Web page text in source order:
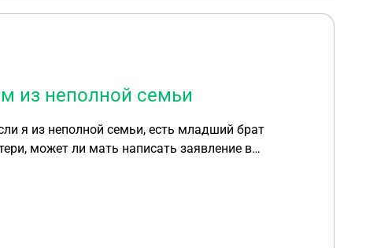
из неполной семьи
я из неполной семьи, есть младший брат
может ли мать написать заявление в